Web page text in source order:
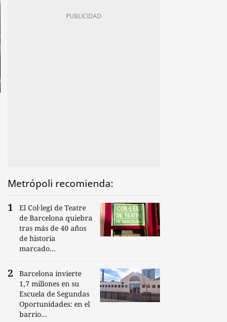
Metrópoli recomienda:
El Col·legi de Teatre
de Barcelona quiebra
tras más de 40 años
de historia
marcado...
Barcelona invierte
1,7 millones en su
Escuela de Segundas
Oportunidades: en el
barrio...